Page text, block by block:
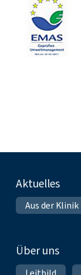
Fußnavigation
Aktuelles
Aus der Klinik
Über uns